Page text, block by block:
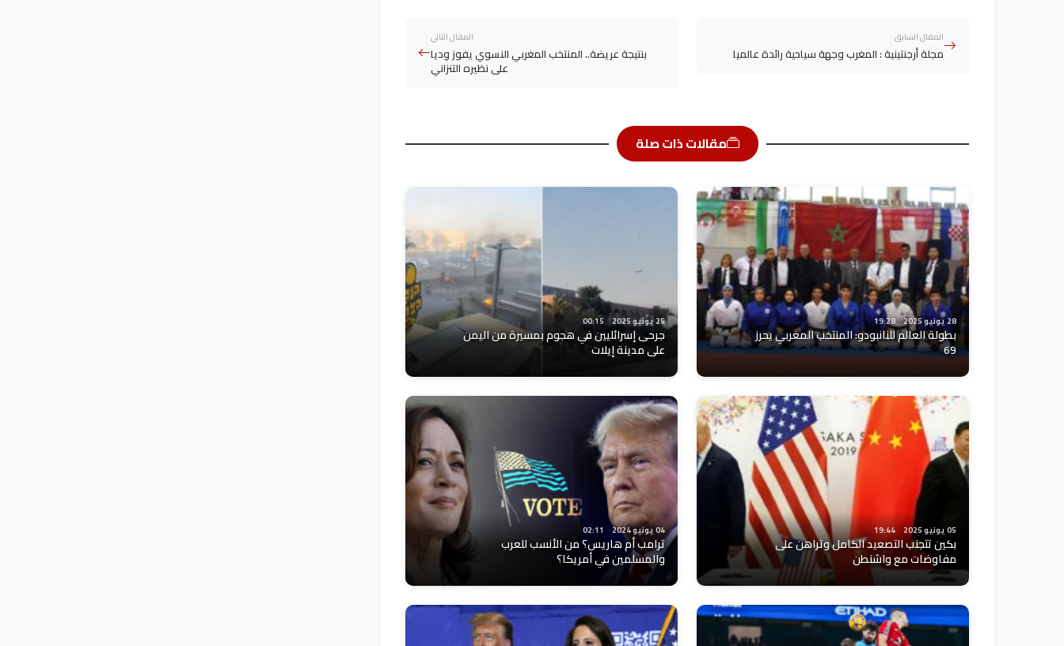
المقال السابق
مجلة أرجنتينية : المغرب وجهة سياحية رائدة عالميا
المقال التالي
بنتيجة عريضة.. المنتخب المغربي النسوي يفوز وديا
على نظيره التنزاني
مقالات ذات صلة
28 يونيو 2025 19:28
بطولة العالم للنانبودو: المنتخب المغربي يحرز
69
25 يونيو 2025 00:15
جرحى إسرائليين في هجوم بمسيرة من اليمن
على مدينة إيلات
05 يونيو 2025 19:44
بكين تتجنب التصعيد الكامل وتراهن على
مفاوضات مع واشنطن
04 يونيو 2024 02:11
ترامب أم هاريس؟ من الأنسب للعرب
والمسلمين في أمريكا؟